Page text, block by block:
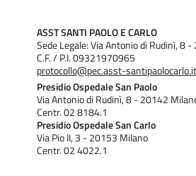
ASST SANTI PAOLO E CARLO
Sede Legale: Via Antonio di Rudinì, 8
C.F. / P.I. 09321970965
protocollo@pec.asst-santipaolocarlo.it
Presidio Ospedale San Paolo
Via Antonio di Rudinì, 8 - 20142
Centr. 02 8184.1
Presidio Ospedale San Carlo
Via Pio II, 3 - 20153 Milano
Centr. 02 4022.1